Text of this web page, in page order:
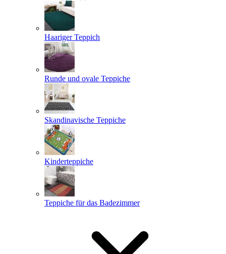
Haariger Teppich
Runde und ovale Teppiche
Skandinavische Teppiche
Kinderteppiche
Teppiche für das Badezimmer